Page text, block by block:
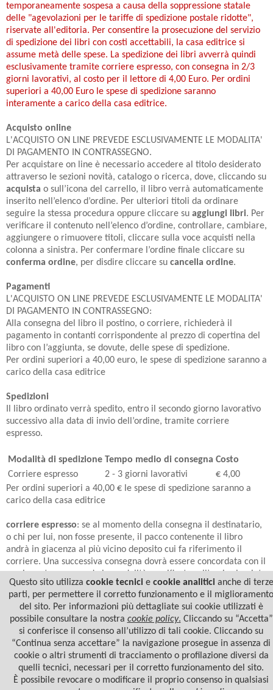
temporaneamente sospesa a causa della soppressione statale
delle "agevolazioni per le tariffe di spedizione postale ridotte",
riservate all'editoria. Per consentire la prosecuzione del servizio
di spedizione dei libri con costi accettabili, la casa editrice si
assume metà delle spese. La spedizione dei libri avverrà quindi
esclusivamente tramite corriere espresso, con consegna in 2/3
giorni lavorativi, al costo per il lettore di 4,00 Euro. Per ordini
superiori a 40,00 Euro le spese di spedizione saranno
interamente a carico della casa editrice.
Acquisto online
L'ACQUISTO ON LINE PREVEDE ESCLUSIVAMENTE LE MODALITA'
DI PAGAMENTO IN CONTRASSEGNO.
Per acquistare on line è necessario accedere al titolo desiderato
attraverso le sezioni novità, catalogo o ricerca, dove, cliccando su
acquista o sull’icona del carrello, il libro verrà automaticamente
inserito nell’elenco d’ordine. Per ulteriori titoli da ordinare
seguire la stessa procedura oppure cliccare su aggiungi libri. Per
verificare il contenuto nell’elenco d’ordine, controllare, cambiare,
aggiungere o rimuovere titoli, cliccare sulla voce acquisti nella
colonna a sinistra. Per confermare l’ordine finale cliccare su
conferma ordine, per disdire cliccare su cancella ordine.
Pagamenti
L'ACQUISTO ON LINE PREVEDE ESCLUSIVAMENTE LE MODALITA'
DI PAGAMENTO IN CONTRASSEGNO:
Alla consegna del libro il postino, o corriere, richiederà il
pagamento in contanti corrispondente al prezzo di copertina del
libro con l’aggiunta, se dovute, delle spese di spedizione.
Per ordini superiori a 40,00 euro, le spese di spedizione saranno a
carico della casa editrice
Spedizioni
Il libro ordinato verrà spedito, entro il secondo giorno lavorativo
successivo alla data di invio dell’ordine, tramite corriere
espresso.
Modalità di spedizione Tempo medio di consegna Costo
Corriere espresso
2 - 3 giorni lavorativi
€ 4,00
Per ordini superiori a 40,00 € le spese di spedizione saranno a
carico della casa editrice
corriere espresso: se al momento della consegna il destinatario,
o chi per lui, non fosse presente, il pacco contenente il libro
andrà in giacenza al più vicino deposito cui fa riferimento il
corriere. Una successiva consegna dovrà essere concordata con il
corriere stesso secondo le modalità specificate sull’avviso lasciato
nella cassetta delle lettere. Per evitare ulteriori ritardi nella
consegna, si consiglia di indicare nell’ordine con spedizione
tramite corriere anche un numero telefonico di riferimento.
Questo sito utilizza cookie tecnicie cookie analiticianche di terze
parti, per permettere il corretto funzionamento e il miglioramento
del sito. Per informazioni più dettagliate sui cookie utilizzati è
possibile consultare la nostra cookie policy. Cliccando su “Accetta”
si conferisce il consenso all’utilizzo di tali cookie. Cliccando su
“Continua senza accettare” la navigazione prosegue in assenza di
cookie o altri strumenti di tracciamento o profilazione diversi da
quelli tecnici, necessari per il corretto funzionamento del sito.
È possibile revocare o modificare il proprio consenso in qualsiasi